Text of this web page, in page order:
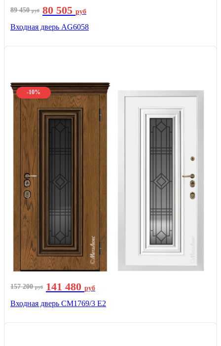
89 450руб 80 505 руб
Входная дверь AG6058
-10%
157 200руб 141 480 руб
Входная дверь СМ1769/3 Е2